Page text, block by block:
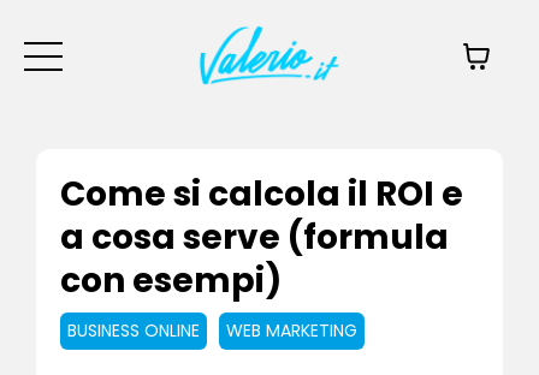
Come si calcola il ROI e
a cosa serve (formula
con esempi)
BUSINESS ONLINE WEB MARKETING